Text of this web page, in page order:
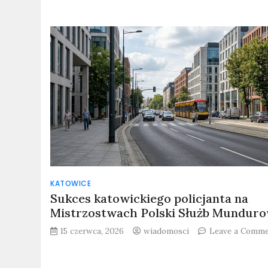
KATOWICE
Sukces katowickiego policjanta na
Mistrzostwach Polski Służb
15 czerwca, 2026 wiadomosci Leave a